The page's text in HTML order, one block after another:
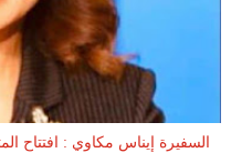
السفيرة إيناس مكاوي : افتتاح